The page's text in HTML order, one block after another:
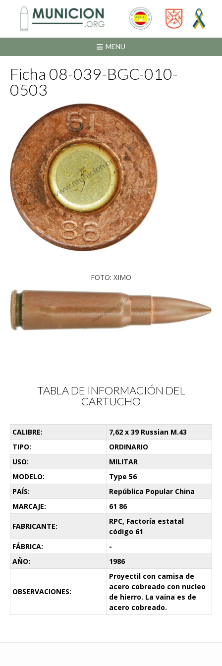
contenido
MENU
Ficha 08-039-BGC-010-
0503
FOTO: XIMO
TABLA DE INFORMACIÓN DEL
CARTUCHO
CALIBRE:
7,62 x 39 Russian M.43
TIPO:
ORDINARIO
USO:
MILITAR
MODELO:
Type 56
PAÍS:
República Popular China
MARCAJE:
61 86
FABRICANTE:
RPC, Factoría estatal
código 61
FÁBRICA:
-
AÑO:
1986
OBSERVACIONES:
Proyectil con camisa de
acero cobreado con nucleo
de hierro. La vaina es de
acero cobreado.